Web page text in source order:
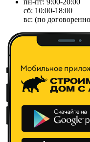
пн-пт: 9:00-20:00
сб: 10:00-18:00
вс: (по